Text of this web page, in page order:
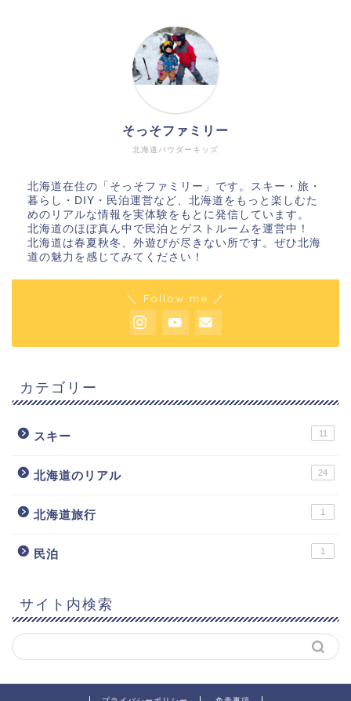
北海道パウダーキッズ
そっそファミリー
北海道在住の「そっそファミリー」です。スキー・旅・
暮らし・DIY・民泊運営など、北海道をもっと楽しむた
めのリアルな情報を実体験をもとに発信しています。
北海道のほぼ真ん中で民泊とゲストルームを運営中！
北海道は春夏秋冬、外遊びが尽きない所です。ぜひ北海
道の魅力を感じてみてください！
＼ Follow me ／
カテゴリー
スキー 11
北海道のリアル 24
北海道旅行 1
民泊 1
サイト内検索